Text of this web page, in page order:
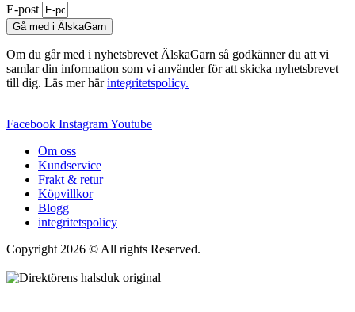
E-post
Gå med i ÄlskaGarn
Om du går med i nyhetsbrevet ÄlskaGarn så godkänner du att vi
samlar din information som vi använder för att skicka nyhetsbrevet
till dig. Läs mer härintegritetspolicy.
Facebook InstagramYoutube
Om oss
Kundservice
Frakt & retur
Köpvillkor
Blogg
integritetspolicy
Copyright 2026 © All rights Reserved.